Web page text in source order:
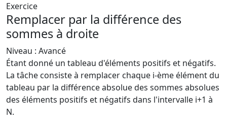
Exercice
Remplacer par la différence des
sommes à droite
Niveau : Avancé
Étant donné un tableau d'éléments positifs et négatifs.
La tâche consiste à remplacer chaque i-ème élément du
tableau par la différence absolue des sommes absolues
des éléments positifs et négatifs dans l'intervalle i+1 à
N.